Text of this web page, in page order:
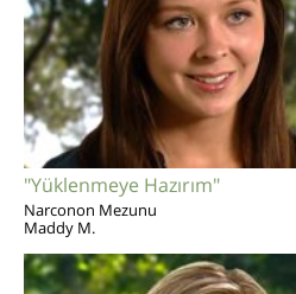
"Yüklenmeye Hazırım"
Narconon Mezunu
Maddy M.